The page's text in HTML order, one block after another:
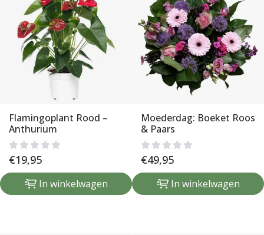
Flamingoplant Rood –
Anthurium
€19,95
In winkelwagen
Moederdag: Boeket Roos
& Paars
€49,95
In winkelwagen